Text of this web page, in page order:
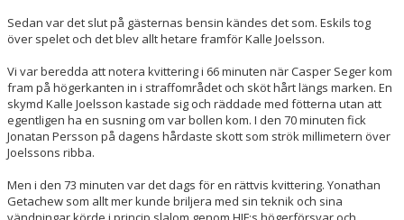
Sedan var det slut på gästernas bensin kändes det som. Eskils tog
över spelet och det blev allt hetare framför Kalle Joelsson.
Vi var beredda att notera kvittering i 66 minuten när Casper Seger kom
fram på högerkanten in i straffområdet och sköt hårt längs marken. En
skymd Kalle Joelsson kastade sig och räddade med fötterna utan att
egentligen ha en susning om var bollen kom. I den 70 minuten fick
Jonatan Persson på dagens hårdaste skott som strök millimetern över
Joelssons ribba.
Men i den 73 minuten var det dags för en rättvis kvittering. Yonathan
Getachew som allt mer kunde briljera med sin teknik och sina